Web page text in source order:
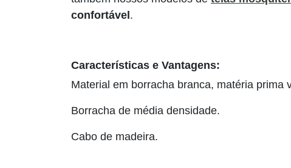
confortável .
Características e Vantagens:
Material em borracha branca, matéria prima
Borracha de média densidade.
Cabo de madeira.